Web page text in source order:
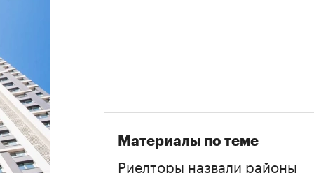
Материалы по теме
Риелторы назвали районы